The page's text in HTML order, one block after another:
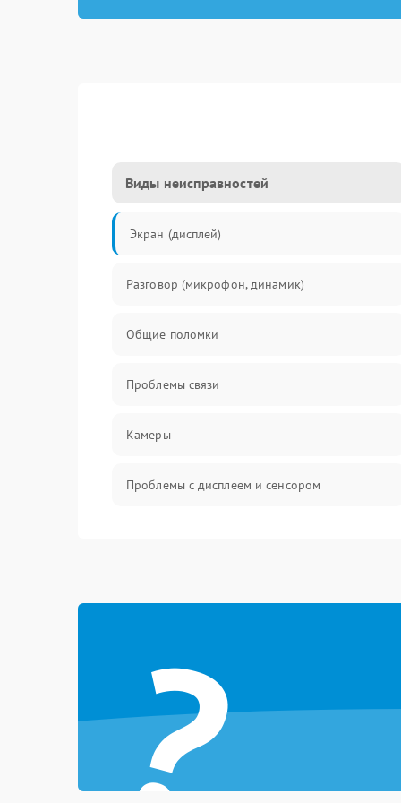
Виды неисправностей
Экран (дисплей)
Разговор (микрофон, динамик)
Общие поломки
Проблемы связи
Камеры
Проблемы с дисплеем и сенсором
аккумулятором
?